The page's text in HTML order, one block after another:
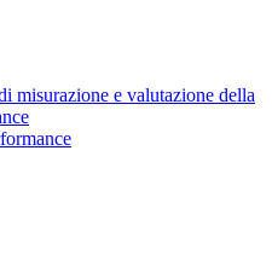
misurazione e valutazione della